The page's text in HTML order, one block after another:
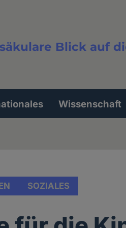
Blick auf
Wissenschaft
SOZIALES